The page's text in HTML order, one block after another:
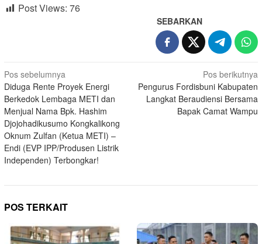
Post Views: 76
SEBARKAN
Navigasi
pos
Pos sebelumnya
Diduga Rente Proyek Energi
Berkedok Lembaga METI dan
Menjual Nama Bpk. Hashim
Djojohadikusumo Kongkalikong
Oknum Zulfan (Ketua METI) –
Endi (EVP IPP/Produsen Listrik
Independen) Terbongkar!
Pos berikutnya
Pengurus Fordisbuni Kabupaten
Langkat Beraudiensi Bersama
Bapak Camat Wampu
POS TERKAIT